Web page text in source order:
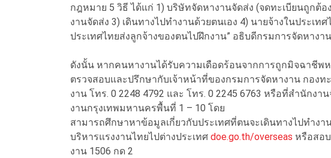
กฎหมาย 5 วิธี ได้แก่ 1) บริษัทจัดหางานจัดส่ง (จดทะเบียนถูกต้
งานจัดส่ง 3) เดินทางไปทำงานด้วยตนเอง 4) นายจ้างในประเท
ประเทศไทยส่งลูกจ้างของตนไปฝึกงาน” อธิบดีกรมการจัดหางา
ดังนั้น หากคนหางานได้รับความเดือดร้อนจากการถูกมิจฉาชีพ
ตรวจสอบและปรึกษากับเจ้าหน้าที่ของกรมการจัดหางาน กอง
งาน โทร. 0 2248 4792 และ โทร. 0 2245 6763 หรือที่สำนักง
งานกรุงเทพมหานครพื้นที่ 1 – 10 โดย
สามารถศึกษาหาข้อมูลเกี่ยวกับประเทศที่ตนจะเดินทางไปทำงา
บริหารแรงงานไทยไปต่างประเทศ doe.go.th/overseas หรือสอ
งาน 1506 กด 2